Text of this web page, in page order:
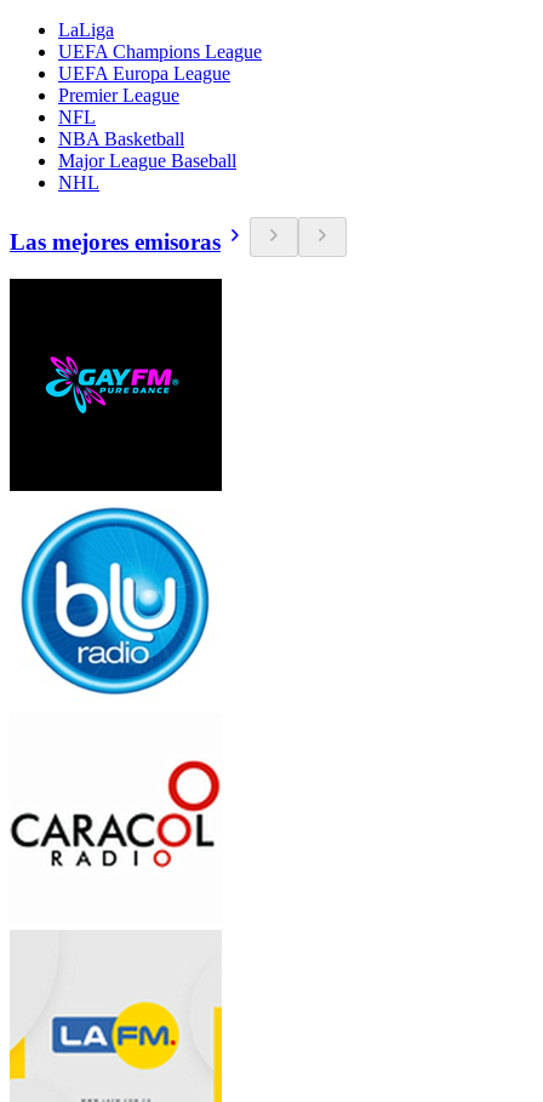
LaLiga
UEFA Champions League
UEFA Europa League
Premier League
NFL
NBA Basketball
Major League Baseball
NHL
Las mejores emisoras